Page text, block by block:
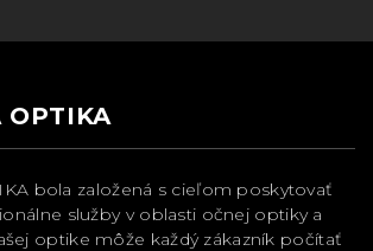
OPTIKA
bola založená s cieľom poskytovať
služby v oblasti očnej optiky a
optike môže každý zákazník počítať